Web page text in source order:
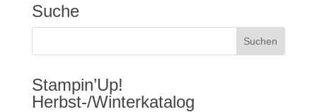
Suche
Stampin’Up!
Herbst-/Winterkatalog